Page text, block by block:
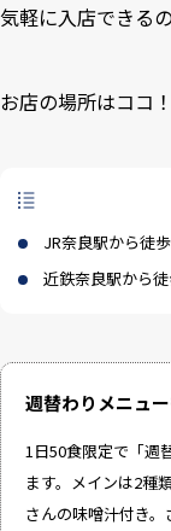
気軽に入店できる
お店の場所はココ！
JR奈良駅から徒
近鉄奈良駅から
週替わりメニュー
1日50食限定で「週
ます。メインは2種
さんの味噌汁付き